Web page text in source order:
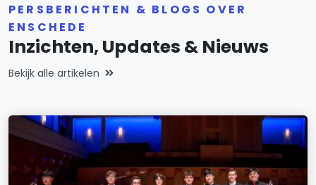
PERSBERICHTEN & BLOGS OVER
ENSCHEDE
Inzichten, Updates & Nieuws
Bekijk alle artikelen